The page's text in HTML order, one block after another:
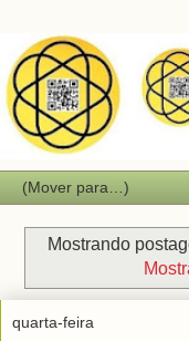
Mostrando
quarta-feira